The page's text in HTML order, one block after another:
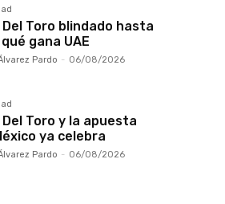
Del Toro blindado hasta
gana UAE
Pardo - 06/08/2026
Del Toro y la apuesta
ya celebra
Pardo - 06/08/2026